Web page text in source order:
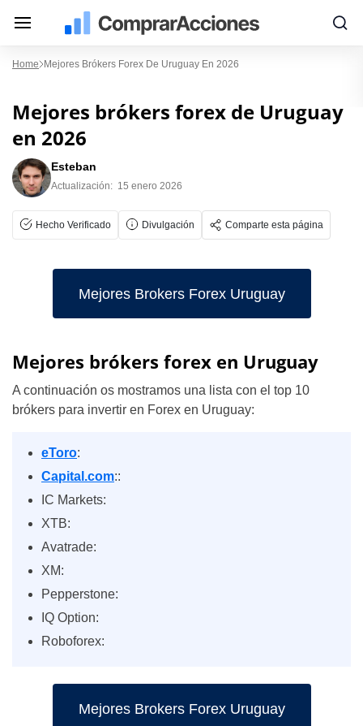
Home Mejores Brókers Forex De Uruguay En 2026
Mejores brókers forex de Uruguay
en 2026
Esteban
Actualización: 15 enero 2026
Hecho Verificado Divulgación Comparte esta página
Mejores Brokers Forex Uruguay
Mejores brókers forex en Uruguay
A continuación os mostramos una lista con el top 10
brókers para invertir en Forex en Uruguay:
eToro:
Capital.com::
IC Markets:
XTB:
Avatrade:
XM:
Pepperstone:
IQ Option:
Roboforex:
Mejores Brokers Forex Uruguay